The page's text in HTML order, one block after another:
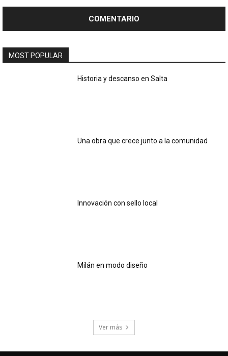
MOST POPULAR
Historia y descanso en Salta
Una obra que crece junto a la comunidad
Innovación con sello local
Milán en modo diseño
Ver más